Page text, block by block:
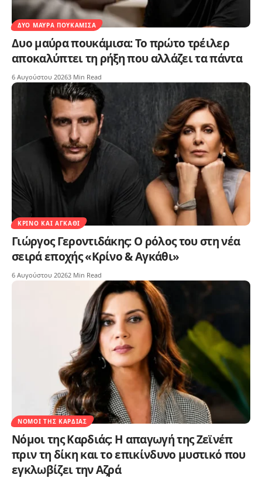
ΔΥΟ ΜΑΎΡΑ ΠΟΥΚΆΜΙΣΑ
Δυο μαύρα πουκάμισα: Το πρώτο τρέιλερ
αποκαλύπτει τη ρήξη που αλλάζει τα πάντα
6 Αυγούστου 20263 Min Read
ΚΡΊΝΟ ΚΑΙ ΑΓΚΆΘΙ
Γιώργος Γεροντιδάκης: Ο ρόλος του στη νέα
σειρά εποχής «Κρίνο & Αγκάθι»
6 Αυγούστου 20262 Min Read
ΝΌΜΟΙ ΤΗΣ ΚΑΡΔΙΆΣ
Νόμοι της Καρδιάς: Η απαγωγή της Ζεϊνέπ
πριν τη δίκη και το επικίνδυνο μυστικό που
εγκλωβίζει την Αζρά